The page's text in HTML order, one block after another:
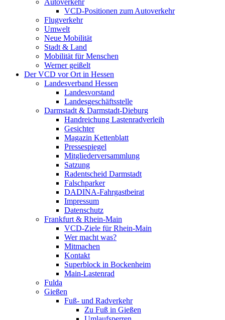
Autoverkehr
VCD-Positionen zum Autoverkehr
Flugverkehr
Umwelt
Neue Mobilität
Stadt & Land
Mobilität für Menschen
Werner geißelt
Der VCD vor Ort in Hessen
Landesverband Hessen
Landesvorstand
Landesgeschäftsstelle
Darmstadt & Darmstadt-Dieburg
Handreichung Lastenradverleih
Gesichter
Magazin Kettenblatt
Pressespiegel
Mitgliederversammlung
Satzung
Radentscheid Darmstadt
Falschparker
DADINA-Fahrgastbeirat
Impressum
Datenschutz
Frankfurt & Rhein-Main
VCD-Ziele für Rhein-Main
Wer macht was?
Mitmachen
Kontakt
Superblock in Bockenheim
Main-Lastenrad
Fulda
Gießen
Fuß- und Radverkehr
Zu Fuß in Gießen